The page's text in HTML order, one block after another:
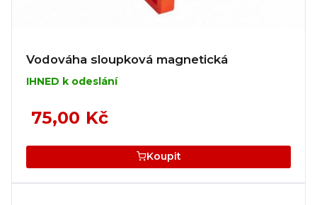
Vodováha sloupková magnetická
IHNED k odeslání
75,00 Kč
Koupit